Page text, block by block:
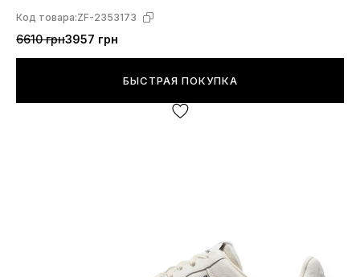
Код товара:ZF-2353173
6610 грн3957 грн
БЫСТРАЯ ПОКУПКА